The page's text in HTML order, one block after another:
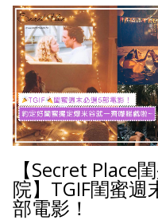
【Secret Place
院】TGIF閨蜜週
部電影！